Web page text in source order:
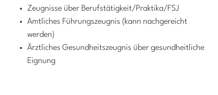
Zeugnisse über Berufstätigkeit/Praktika/FSJ
Amtliches Führungszeugnis (kann nachgereicht
werden)
Ärztliches Gesundheitszeugnis über gesundheitliche
Eignung